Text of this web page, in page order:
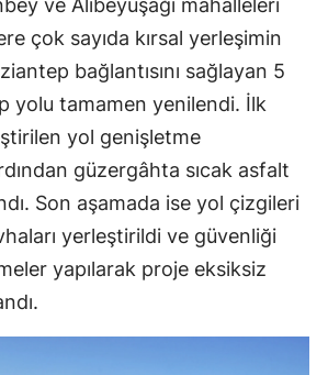
çok sayıda kırsal yerleşimin
bağlantısını sağlayan 5
yolu tamamen yenilendi. İlk
yol genişletme
güzergâhta sıcak asfalt
Son aşamada ise yol çizgileri
yerleştirildi ve güvenliği
yapılarak proje eksiksiz